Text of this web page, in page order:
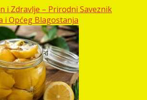
i Zdravlje – Prirodni Saveznik
i Općeg Blagostanja